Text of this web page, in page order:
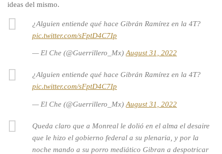
ideas del mismo.
¿Alguien entiende qué hace Gibrán Ramírez en la 4T?
pic.twitter.com/sFptD4C7Ip
— El Che (@Guerrillero_Mx)August 31, 2022
¿Alguien entiende qué hace Gibrán Ramírez en la 4T?
pic.twitter.com/sFptD4C7Ip
— El Che (@Guerrillero_Mx) August 31, 2022
Queda claro que a Monreal le dolió en el alma el desaire
que le hizo el gobierno federal a su plenaria, y por la
noche mando a su porro mediático Gibran a despotricar